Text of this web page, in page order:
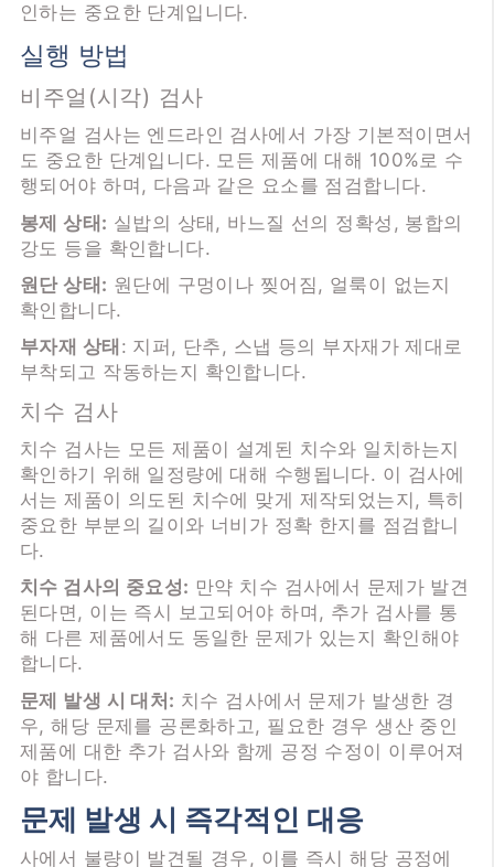
인하는 중요한 단계입니다.
실행 방법
비주얼(시각) 검사
비주얼 검사는 엔드라인 검사에서 가장 기본적이면서
도 중요한 단계입니다. 모든 제품에 대해 100%로 수
행되어야 하며, 다음과 같은 요소를 점검합니다.
봉제 상태: 실밥의 상태, 바느질 선의 정확성, 봉합의
강도 등을 확인합니다.
원단 상태: 원단에 구멍이나 찢어짐, 얼룩이 없는지
확인합니다.
부자재 상태 : 지퍼, 단추, 스냅 등의 부자재가 제대로
부착되고 작동하는지 확인합니다.
치수 검사
치수 검사는 모든 제품이 설계된 치수와 일치하는지
확인하기 위해 일정량에 대해 수행됩니다. 이 검사에
서는 제품이 의도된 치수에 맞게 제작되었는지, 특히
중요한 부분의 길이와 너비가 정확 한지를 점검합니
다.
치수 검사의 중요성: 만약 치수 검사에서 문제가 발견
된다면, 이는 즉시 보고되어야 하며, 추가 검사를 통
해 다른 제품에서도 동일한 문제가 있는지 확인해야
합니다.
문제 발생 시 대처: 치수 검사에서 문제가 발생한 경
우, 해당 문제를 공론화하고, 필요한 경우 생산 중인
제품에 대한 추가 검사와 함께 공정 수정이 이루어져
야 합니다.
문제 발생 시 즉각적인 대응
사에서 불량이 발견될 경우, 이를 즉시 해당 공정에